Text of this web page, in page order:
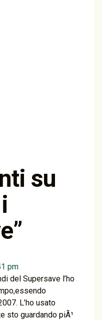
su
”
pm
del Supersave l’ho
L’ho usato
sto guardando piÃ¹